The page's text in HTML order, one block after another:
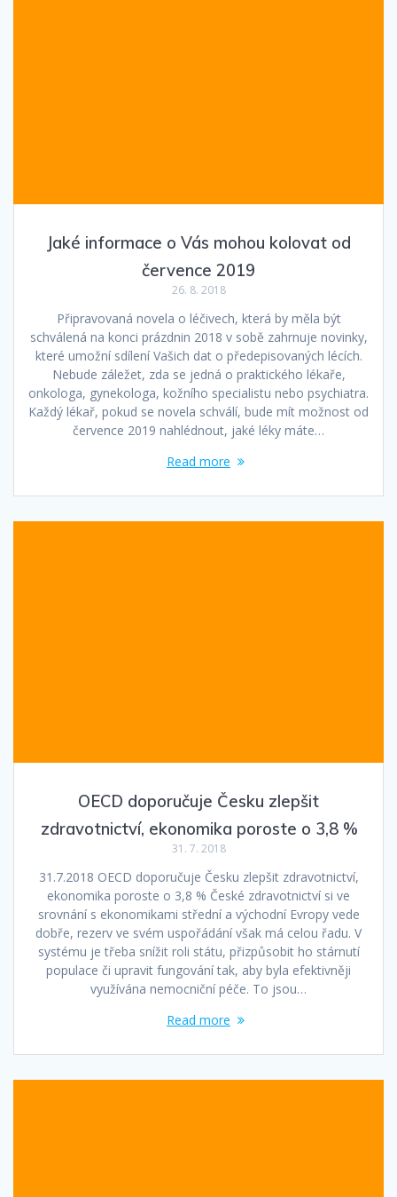
Jaké informace o Vás mohou kolovat od
července 2019
26. 8. 2018
Připravovaná novela o léčivech, která by měla být
schválená na konci prázdnin 2018 v sobě zahrnuje novinky,
které umožní sdílení Vašich dat o předepisovaných lécích.
Nebude záležet, zda se jedná o praktického lékaře,
onkologa, gynekologa, kožního specialistu nebo psychiatra.
Každý lékař, pokud se novela schválí, bude mít možnost od
července 2019 nahlédnout, jaké léky máte…
Read more
OECD doporučuje Česku zlepšit
zdravotnictví, ekonomika poroste o 3,8 %
31. 7. 2018
31.7.2018 OECD doporučuje Česku zlepšit zdravotnictví,
ekonomika poroste o 3,8 % České zdravotnictví si ve
srovnání s ekonomikami střední a východní Evropy vede
dobře, rezerv ve svém uspořádání však má celou řadu. V
systému je třeba snížit roli státu, přizpůsobit ho stárnutí
populace či upravit fungování tak, aby byla efektivněji
využívána nemocniční péče. To jsou…
Read more